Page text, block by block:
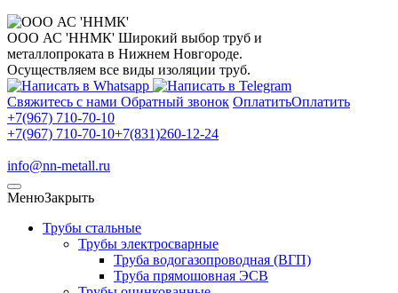
ООО АС 'ННМК' Широкий выбор труб и
металлопроката в Нижнем Новгороде.
Осуществляем все виды изоляции труб.
Свяжитесь с нами Обратный звонок ОплатитьОплатить
+7(967) 710-70-10
+7(967) 710-70-10+7(831)260-12-24
info@nn-metall.ru
МенюЗакрыть
Трубы стальные
Трубы электросварные
Труба водогазопроводная (ВГП)
Труба прямошовная ЭСВ